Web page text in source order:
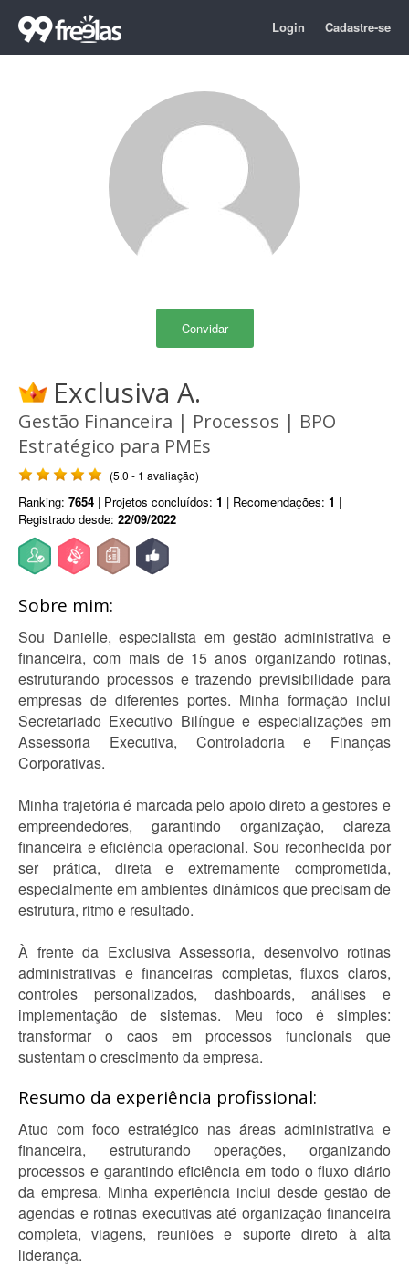
Login Cadastre-se
Convidar
Exclusiva A.
Gestão Financeira | Processos | BPO
Estratégico para PMEs
(5.0 - 1 avaliação)
Ranking: 7654 | Projetos concluídos: 1 | Recomendações: 1 |
Registrado desde: 22/09/2022
Sobre mim:
Sou Danielle, especialista em gestão administrativa e
financeira, com mais de 15 anos organizando rotinas,
estruturando processos e trazendo previsibilidade para
empresas de diferentes portes. Minha formação inclui
Secretariado Executivo Bilíngue e especializações em
Assessoria Executiva, Controladoria e Finanças
Corporativas.
Minha trajetória é marcada pelo apoio direto a gestores e
empreendedores, garantindo organização, clareza
financeira e eficiência operacional. Sou reconhecida por
ser prática, direta e extremamente comprometida,
especialmente em ambientes dinâmicos que precisam de
estrutura, ritmo e resultado.
À frente da Exclusiva Assessoria, desenvolvo rotinas
administrativas e financeiras completas, fluxos claros,
controles personalizados, dashboards, análises e
implementação de sistemas. Meu foco é simples:
transformar o caos em processos funcionais que
sustentam o crescimento da empresa.
Resumo da experiência profissional:
Atuo com foco estratégico nas áreas administrativa e
financeira, estruturando operações, organizando
processos e garantindo eficiência em todo o fluxo diário
da empresa. Minha experiência inclui desde gestão de
agendas e rotinas executivas até organização financeira
completa, viagens, reuniões e suporte direto à alta
liderança.